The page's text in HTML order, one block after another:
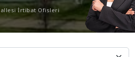
İrtibat Ofisleri